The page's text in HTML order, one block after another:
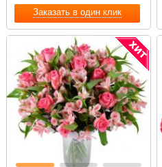
Заказать в один клик